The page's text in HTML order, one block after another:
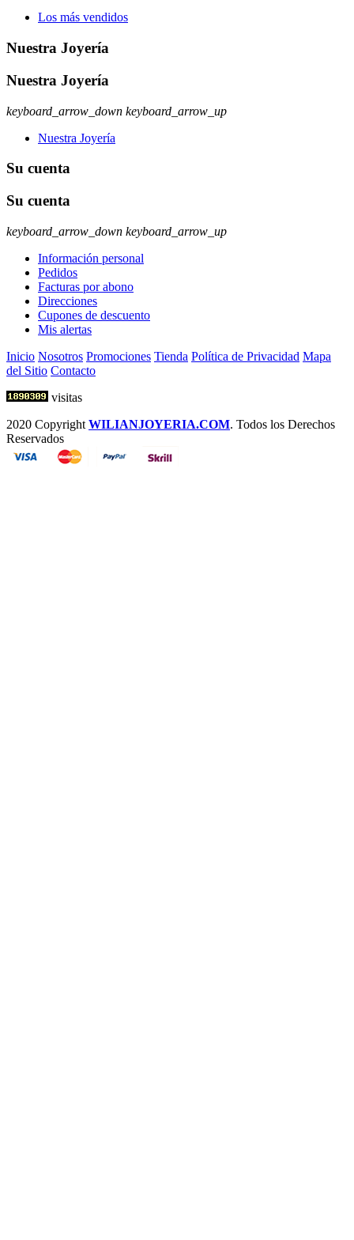
Los más vendidos
Nuestra Joyería
Nuestra Joyería
keyboard_arrow_down keyboard_arrow_up
Nuestra Joyería
Su cuenta
Su cuenta
keyboard_arrow_down keyboard_arrow_up
Información personal
Pedidos
Facturas por abono
Direcciones
Cupones de descuento
Mis alertas
Inicio Nosotros Promociones Tienda Política de Privacidad Mapa
del Sitio Contacto
visitas
2020 Copyright WILIANJOYERIA.COM. Todos los Derechos
Reservados